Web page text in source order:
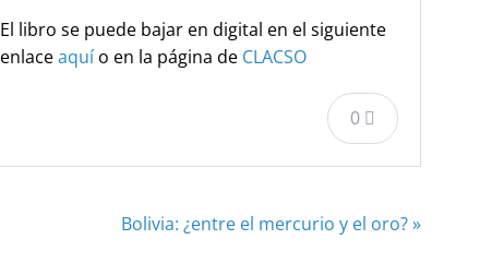
El libro se puede bajar en digital en el siguiente
enlaceaquío en la página de CLACSO
0
Bolivia: ¿entre el mercurio y el oro? »